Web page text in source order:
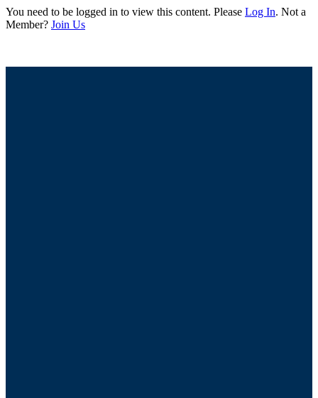
You need to be logged in to view this content. Please Log In. Not a
Member? Join Us